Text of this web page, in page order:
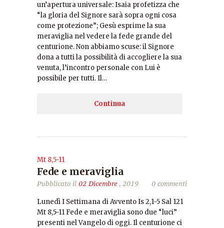
un’apertura universale: Isaia profetizza che
“la gloria del Signore sarà sopra ogni cosa
come protezione”; Gesù esprime la sua
meraviglia nel vedere la fede grande del
centurione. Non abbiamo scuse: il Signore
dona a tutti la possibilità di accogliere la sua
venuta, l’incontro personale con Lui è
possibile per tutti. Il…
Continua
Mt 8,5-11
Fede e meraviglia
Pubblicato il 02 Dicembre, 2019 0 commenti
Lunedì I Settimana di Avvento Is 2,1-5 Sal 121
Mt 8,5-11 Fede e meraviglia sono due “luci”
presenti nel Vangelo di oggi. Il centurione ci